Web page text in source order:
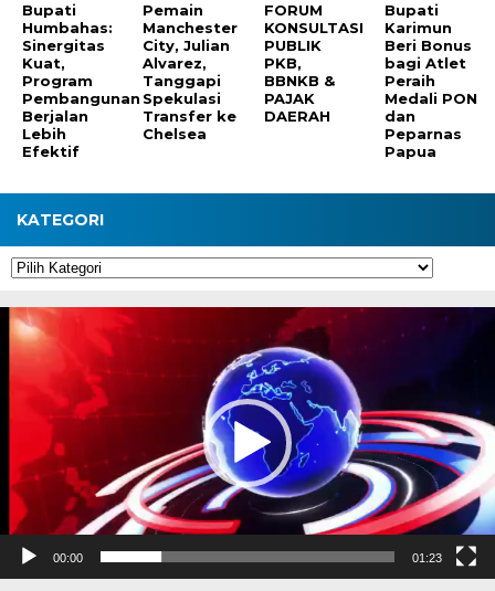
Bupati
Humbahas:
Sinergitas
Kuat,
Program
Pembangunan
Berjalan
Lebih
Efektif
Pemain
Manchester
City, Julian
Alvarez,
Tanggapi
Spekulasi
Transfer ke
Chelsea
FORUM
KONSULTASI
PUBLIK
PKB,
BBNKB &
PAJAK
DAERAH
Bupati
Karimun
Beri Bonus
bagi Atlet
Peraih
Medali PON
dan
Peparnas
Papua
KATEGORI
Kategori
Pemutar
Video
00:00 01:23